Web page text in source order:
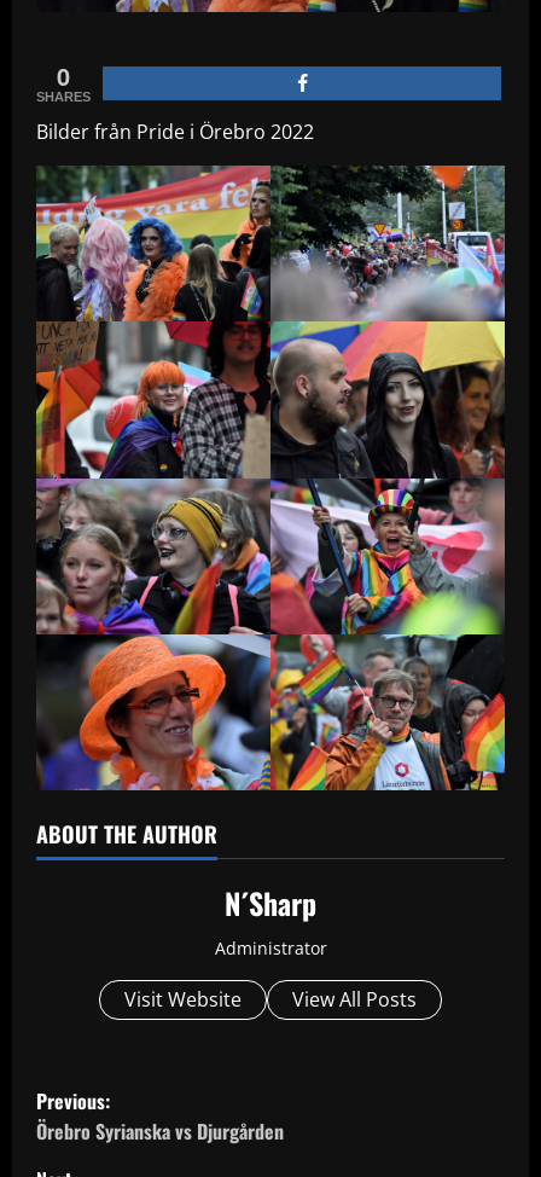
0
SHARES
Bilder från Pride i Örebro 2022
ABOUT THE AUTHOR
N´Sharp
Administrator
Visit Website View All Posts
P
o
Previous:
Örebro Syrianska vs Djurgården